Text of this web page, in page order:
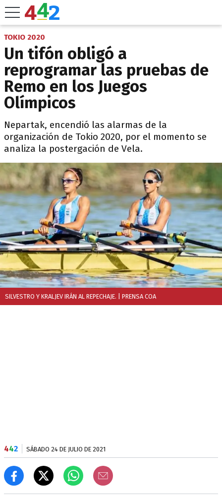
TOKIO 2020
Un tifón obligó a
reprogramar las pruebas de
Remo en los Juegos
Olímpicos
Nepartak, encendió las alarmas de la
organización de Tokio 2020, por el momento se
analiza la postergación de Vela.
SILVESTRO Y KRALJEV IRÁN AL REPECHAJE. | PRENSA COA
442 SÁBADO 24 DE JULIO DE 2021